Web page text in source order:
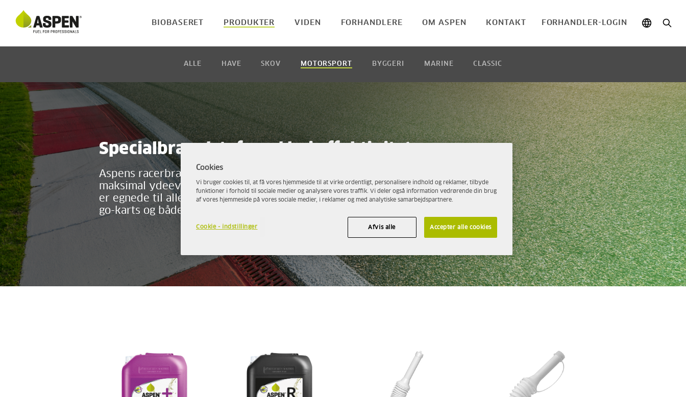
BIOBASERET PRODUKTER VIDEN FORHANDLERE OM ASPEN KONTAKT FORHANDLER-LOGIN
ALLE HAVE SKOV MOTORSPORT BYGGERI MARINE CLASSIC
Specialbrændstof med høj effektivitet
Aspens racerbrændstof er til både motorsport og standardmotorer, hvor
maksimal ydeevne har højeste prioritet. Vores specielle brændstoffer
er egnede til alle typer racerbiler som biler, motorcykler, snescootere,
go-karts og både.
Cookies
Vi bruger cookies til, at få vores hjemmeside til at virke ordentligt, personalisere indhold og reklamer, tilbyde
funktioner i forhold til sociale medier og analysere vores traffik. Vi deler også information vedrørende din brug
af vores hjemmeside på vores sociale medier, i reklamer og med analytiske samarbejdspartnere.
Cookie - indstillinger Afvis alle Accepter alle cookies